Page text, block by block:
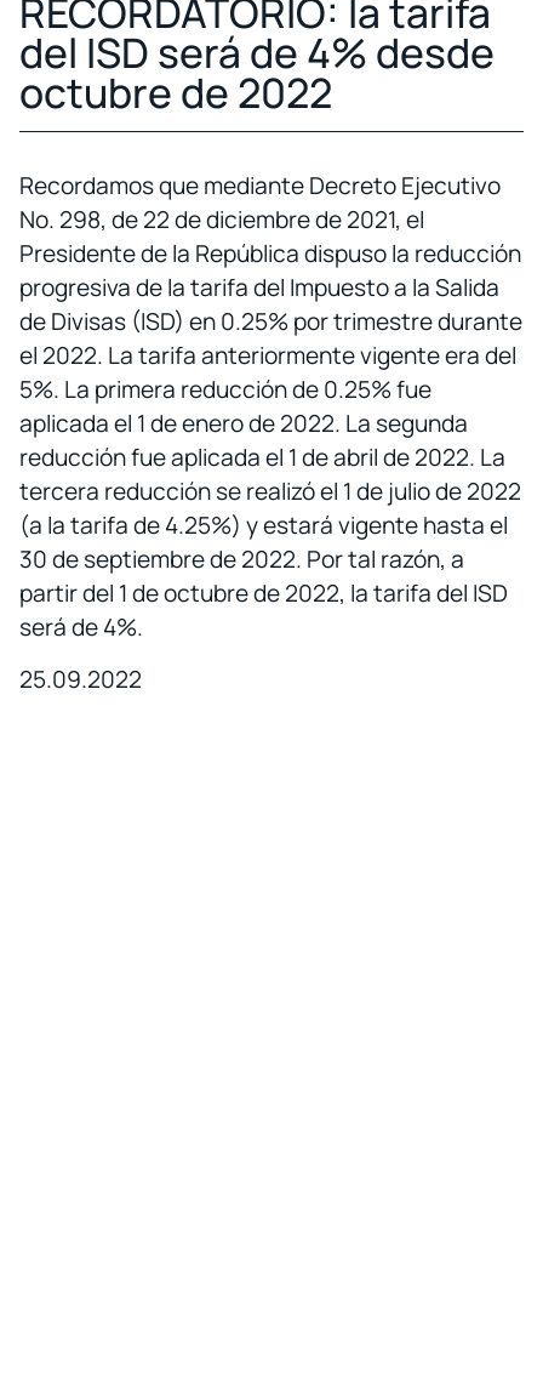
RECORDATORIO: la tarifa
del ISD será de 4% desde
octubre de 2022
Recordamos que mediante Decreto Ejecutivo
No. 298, de 22 de diciembre de 2021, el
Presidente de la República dispuso la reducción
progresiva de la tarifa del Impuesto a la Salida
de Divisas (ISD) en 0.25% por trimestre durante
el 2022. La tarifa anteriormente vigente era del
5%. La primera reducción de 0.25% fue
aplicada el 1 de enero de 2022. La segunda
reducción fue aplicada el 1 de abril de 2022. La
tercera reducción se realizó el 1 de julio de 2022
(a la tarifa de 4.25%) y estará vigente hasta el
30 de septiembre de 2022. Por tal razón, a
partir del 1 de octubre de 2022, la tarifa del ISD
será de 4%.
25.09.2022